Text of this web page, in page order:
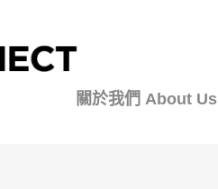
關於我們 About Us